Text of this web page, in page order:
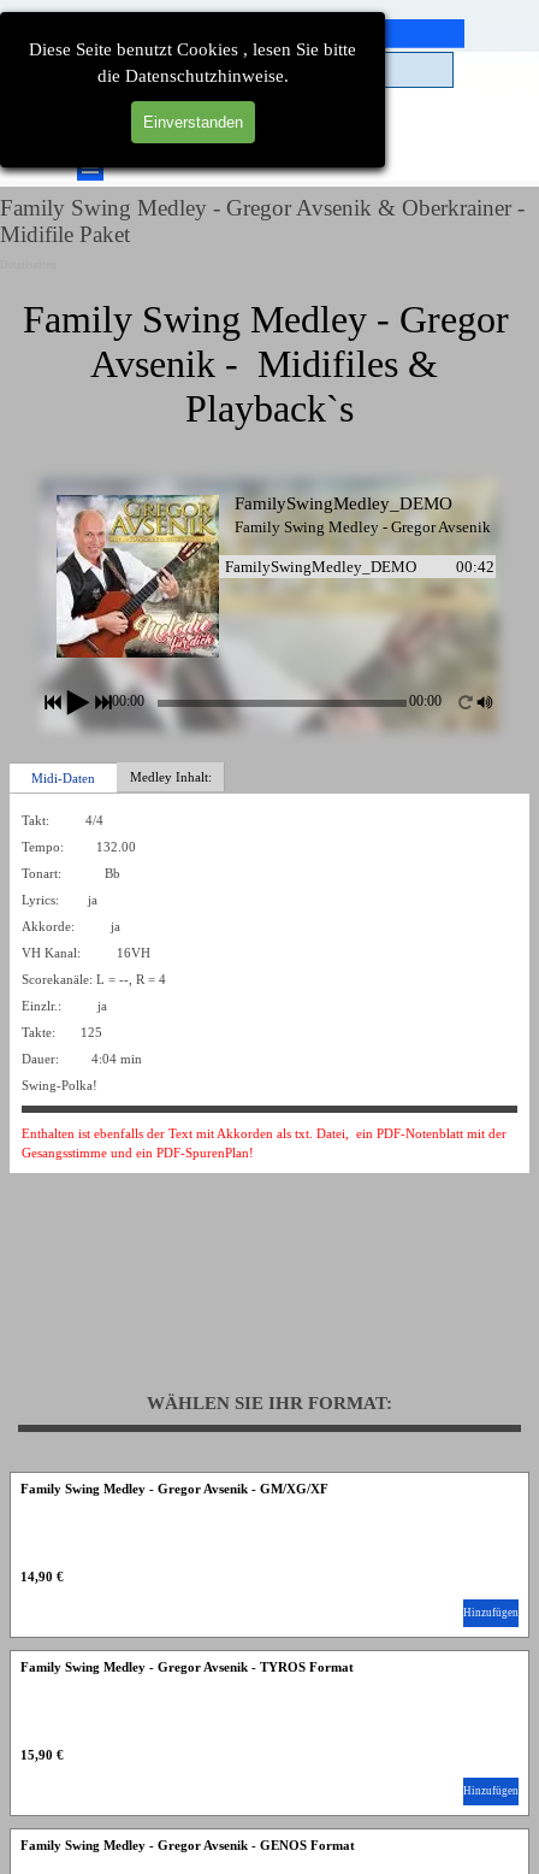
Diese Seite benutzt Cookies , lesen Sie bitte
die Datenschutzhinweise.
Einverstanden
Direkt zum Seiteninhalt
Menü überspringen
Family Swing Medley - Gregor Avsenik & Oberkrainer -
Midifile Paket
Family Swing Medley - Gregor
Avsenik -  Midifiles &
Playback`s
FamilySwingMedley_DEMO
Family Swing Medley - Gregor Avsenik
FamilySwingMedley_DEMO 00:42
00:00 00:00
Midi-Daten Medley Inhalt:
Takt: 4/4
Tempo: 132.00
Tonart: Bb
Lyrics: ja
Akkorde: ja
VH Kanal: 16VH
Scorekanäle: L = --, R = 4
Einzlr.: ja
Takte: 125
Dauer: 4:04 min
Swing-Polka!
Enthalten ist ebenfalls der Text mit Akkorden als txt. Datei, ein PDF-Notenblatt mit der
Gesangsstimme und ein PDF-SpurenPlan!
WÄHLEN SIE IHR FORMAT:
Family Swing Medley - Gregor Avsenik - GM/XG/XF
14,90 €
Hinzufügen
Family Swing Medley - Gregor Avsenik - TYROS Format
15,90 €
Hinzufügen
Family Swing Medley - Gregor Avsenik - GENOS Format